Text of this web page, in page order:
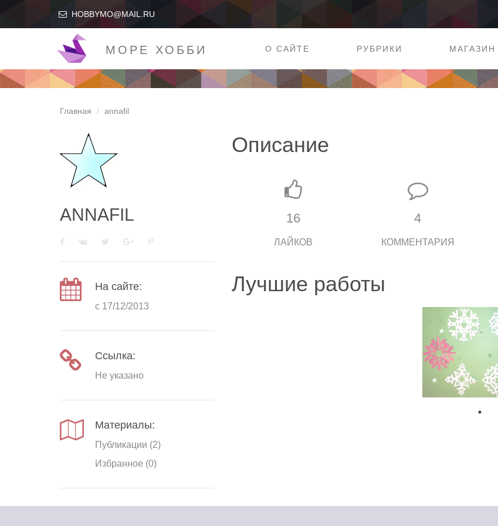
HOBBYMO@MAIL.RU
МОРЕ ХОББИ О САЙТЕ РУБРИКИ МАГАЗИН
Главная annafil
ANNAFIL
На сайте:
с 17/12/2013
Ссылка:
Не указано
Материалы:
Публикации (2)
Избранное (0)
Описание
16
ЛАЙКОВ
4
КОММЕНТАРИЯ
Лучшие работы